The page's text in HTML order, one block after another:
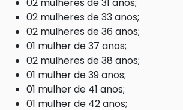
02 mulheres de 33 anos;
02 mulheres de 36 anos;
01 mulher de 37 anos;
02 mulheres de 38 anos;
01 mulher de 39 anos;
01 mulher de 41 anos;
01 mulher de 42 anos;